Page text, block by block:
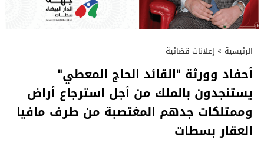
الرئيسية » إعلانات قضائية
أحفاد وورثة "القائد الحاج المعطي"
يستنجدون بالملك من أجل استرجاع أراض
وممتلكات جدهم المغتصبة من طرف مافيا
العقار بسطات